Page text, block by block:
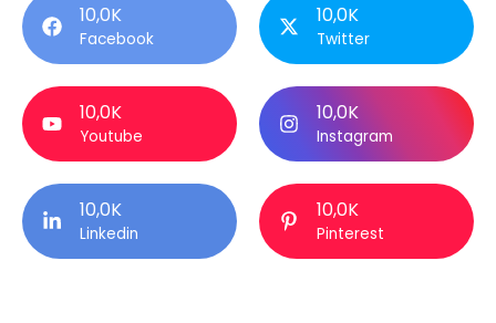
10,0K
Facebook
10,0K
Twitter
10,0K
Youtube
10,0K
Instagram
10,0K
Linkedin
10,0K
Pinterest